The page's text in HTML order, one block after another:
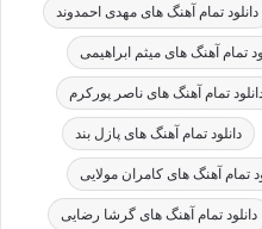
دانلود تمام آهنگ های مهدی احمدوند
تمام آهنگ های میثم ابراهیمی
تمام آهنگ های ناصر پورکرم
دانلود تمام آهنگ های پازل بند
تمام آهنگ های کامران مولایی
دانلود تمام آهنگ های گرشا رضایی